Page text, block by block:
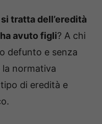
tratta dell’eredità
avuto figli? A chi
defunto e senza
la normativa
di eredità e